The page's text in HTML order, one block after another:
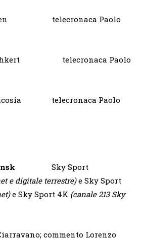
telecronaca Paolo
telecronaca Paolo
Nicosia telecronaca Paolo
Sky Sport
e digitale terrestre)e Sky Sport
e Sky Sport 4K (canale 213 Sky
commento Lorenzo